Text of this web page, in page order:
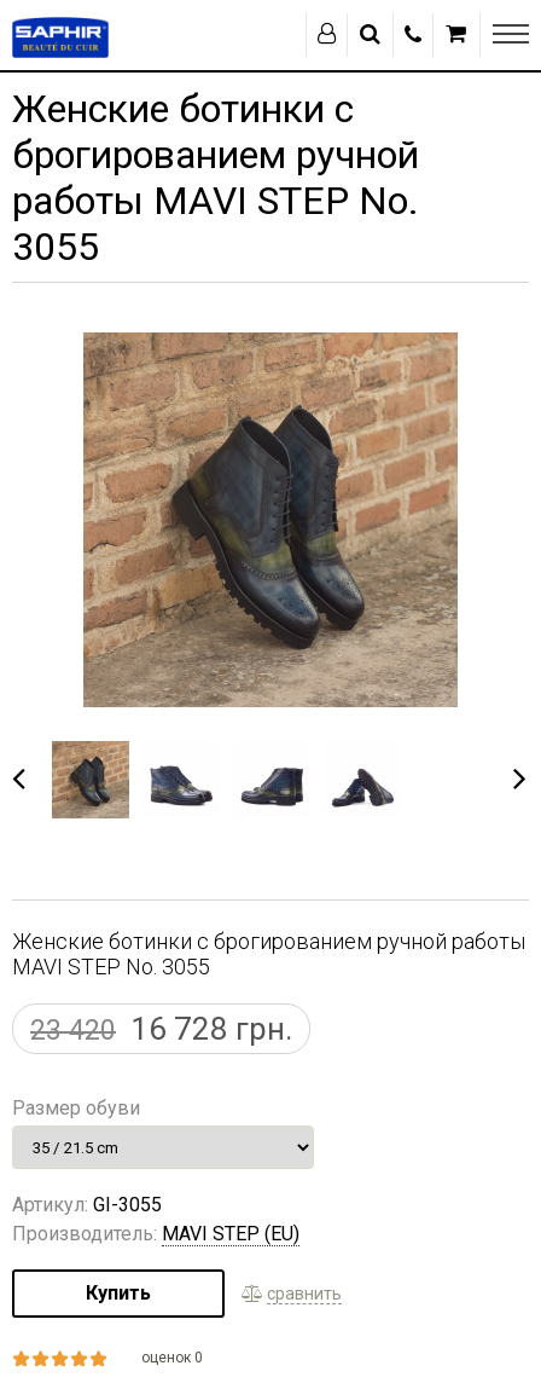
Женские ботинки с
брогированием ручной
работы MAVI STEP No.
3055
Женские ботинки с брогированием ручной работы
MAVI STEP No. 3055
23 420 16 728 грн.
Размер обуви
Артикул: GI-3055
Производитель: MAVI STEP (EU)
Купить сравнить
оценок 0